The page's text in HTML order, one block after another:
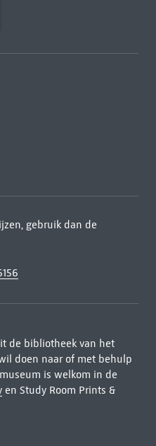
gebruik dan de
de bibliotheek van het
doen naar of met behulp
is welkom in de
en Study Room Prints &